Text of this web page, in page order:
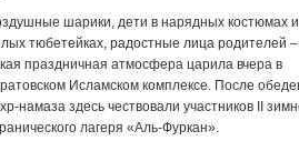
шарики, дети в нарядных костюмах и
тюбетейках, радостные лица родителей –
праздничная атмосфера царила вчера в
Исламском комплексе. После
намаза здесь чествовали участников II
лагеря «Аль-Фуркан».